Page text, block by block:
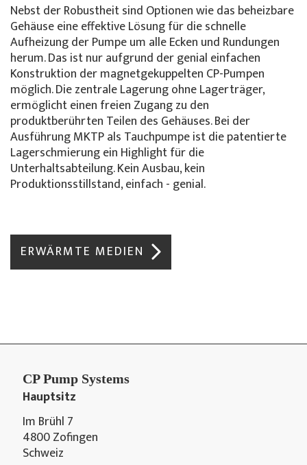
Nebst der Robustheit sind Optionen wie das beheizbare
Gehäuse eine effektive Lösung für die schnelle
Aufheizung der Pumpe um alle Ecken und Rundungen
herum. Das ist nur aufgrund der genial einfachen
Konstruktion der magnetgekuppelten CP-Pumpen
möglich. Die zentrale Lagerung ohne Lagerträger,
ermöglicht einen freien Zugang zu den
produktberührten Teilen des Gehäuses. Bei der
Ausführung MKTP als Tauchpumpe ist die patentierte
Lagerschmierung ein Highlight für die
Unterhaltsabteilung. Kein Ausbau, kein
Produktionsstillstand, einfach - genial.
ERWÄRMTE MEDIEN
CP Pump Systems
Hauptsitz
Im Brühl 7
4800 Zofingen
Schweiz